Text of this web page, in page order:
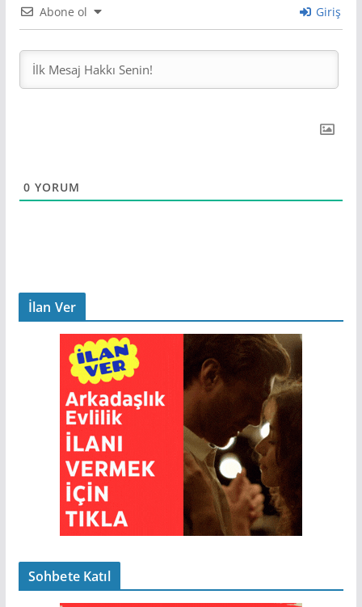
Abone ol Giriş
0 YORUM
İlan Ver
Sohbete Katıl